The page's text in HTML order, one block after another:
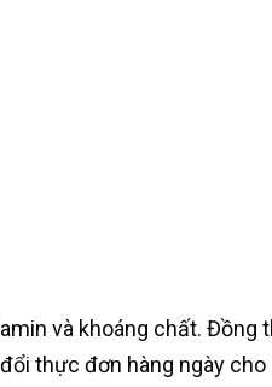
và khoáng chất. Đồng
thực đơn hàng ngày